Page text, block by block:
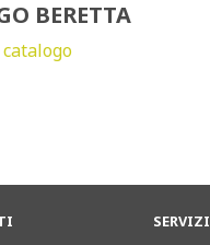
BERETTA
SERVIZI